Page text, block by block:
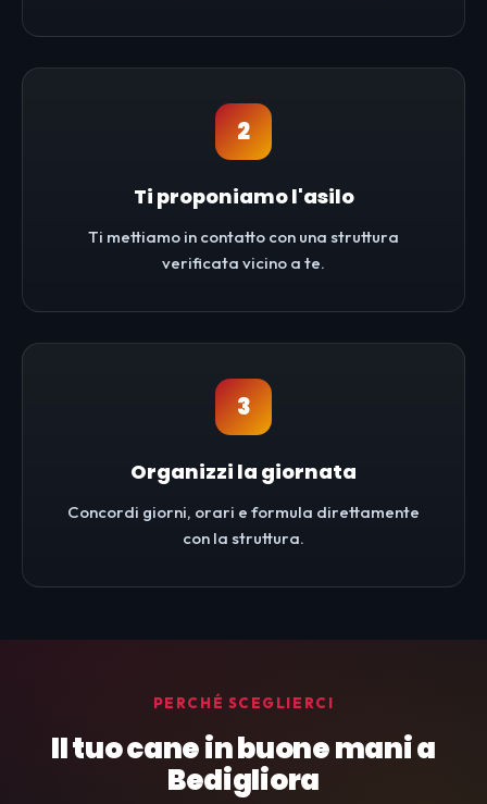
2
Ti proponiamo l'asilo
Ti mettiamo in contatto con una struttura
verificata vicino a te.
3
Organizzi la giornata
Concordi giorni, orari e formula direttamente
con la struttura.
PERCHÉ SCEGLIERCI
Il tuo cane in buone mani a
Bedigliora